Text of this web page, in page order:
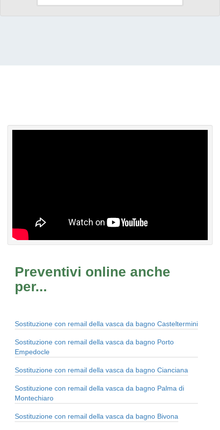
Preventivi online anche
per...
Sostituzione con remail della vasca da bagno Casteltermini
Sostituzione con remail della vasca da bagno Porto
Empedocle
Sostituzione con remail della vasca da bagno Cianciana
Sostituzione con remail della vasca da bagno Palma di
Montechiaro
Sostituzione con remail della vasca da bagno Bivona